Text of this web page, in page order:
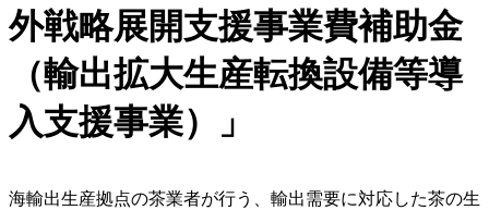
外戦略展開支援事業費補助金
（輸出拡大生産転換設備等導
入支援事業）」
海輸出生産拠点の茶業者が行う、輸出需要に対応した茶の生